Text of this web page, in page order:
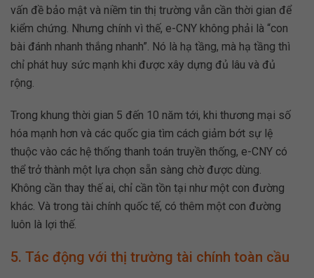
vấn đề bảo mật và niềm tin thị trường vẫn cần thời gian để
kiểm chứng. Nhưng chính vì thế, e-CNY không phải là “con
bài đánh nhanh thắng nhanh”. Nó là hạ tầng, mà hạ tầng thì
chỉ phát huy sức mạnh khi được xây dựng đủ lâu và đủ
rộng.
Trong khung thời gian 5 đến 10 năm tới, khi thương mại số
hóa mạnh hơn và các quốc gia tìm cách giảm bớt sự lệ
thuộc vào các hệ thống thanh toán truyền thống, e-CNY có
thể trở thành một lựa chọn sẵn sàng chờ được dùng.
Không cần thay thế ai, chỉ cần tồn tại như một con đường
khác. Và trong tài chính quốc tế, có thêm một con đường
luôn là lợi thế.
5. Tác động với thị trường tài chính toàn cầu